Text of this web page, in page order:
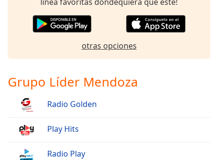
otras opciones
Grupo Líder Mendoza
Radio Golden
Play Hits
Radio Play